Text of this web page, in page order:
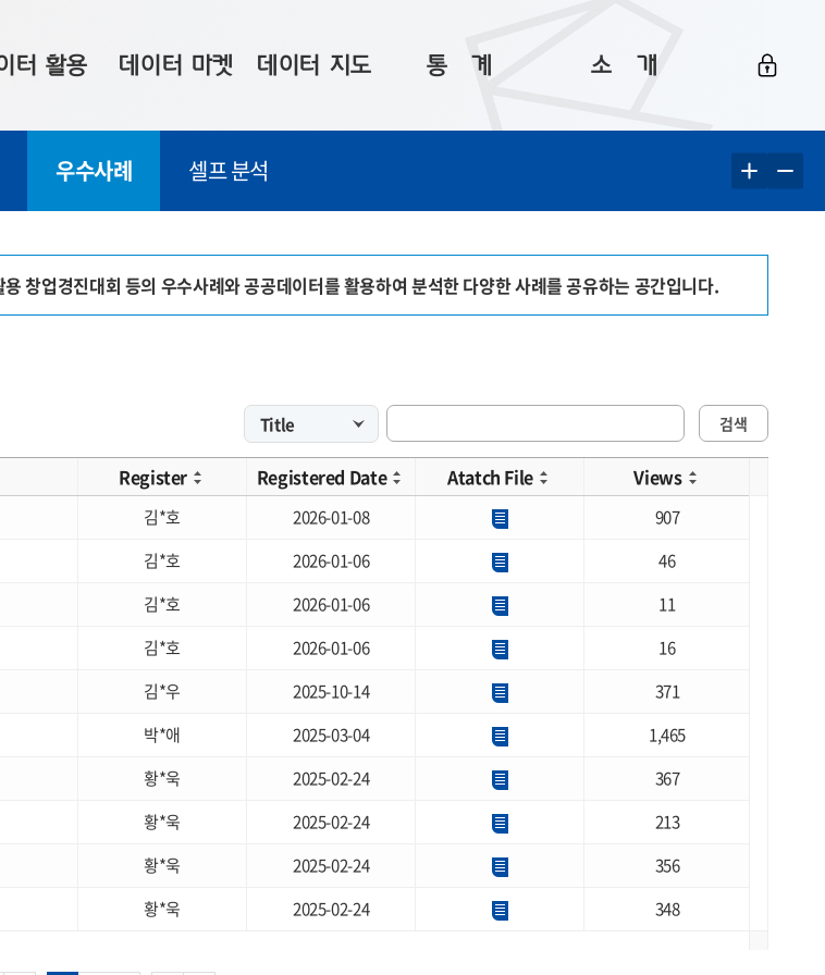
터 활용
서비스
표 변환
일링
데이터 마켓
맞춤형 의뢰
판매자 신청
참여 기업 홍보
데이터 지도
데이터 현황
시민 공감지도
소상공인365
통ㅤ계
통계 알림
통계 관련 정보
소ㅤ개
이용 안내
이용 문의 및 개선 요청
우수사례 셀프 분석
창업경진대회 등의 우수사례와 공공데이터를 활용하여 분석한 다양한 사례를 공유하는 공간입니다.
검색
Register Registered Date Atatch File Views
김*호 2026-01-08
907
김*호 2026-01-06
46
김*호 2026-01-06
11
김*호 2026-01-06
16
김*우 2025-10-14
371
박*애 2025-03-04
1,465
황*욱 2025-02-24
367
황*욱 2025-02-24
213
황*욱 2025-02-24
356
황*욱 2025-02-24 348